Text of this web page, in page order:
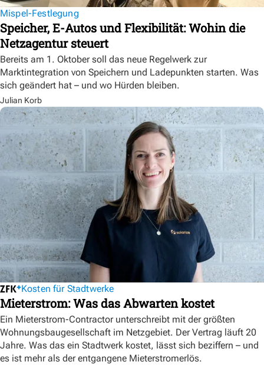
Mispel-Festlegung
Speicher, E-Autos und Flexibilität: Wohin die
Netzagentur steuert
Bereits am 1. Oktober soll das neue Regelwerk zur
Marktintegration von Speichern und Ladepunkten starten. Was
sich geändert hat – und wo Hürden bleiben.
Julian Korb
Kosten für Stadtwerke
Mieterstrom: Was das Abwarten kostet
Ein Mieterstrom-Contractor unterschreibt mit der größten
Wohnungsbaugesellschaft im Netzgebiet. Der Vertrag läuft 20
Jahre. Was das ein Stadtwerk kostet, lässt sich beziffern – und
es ist mehr als der entgangene Mieterstromerlös.